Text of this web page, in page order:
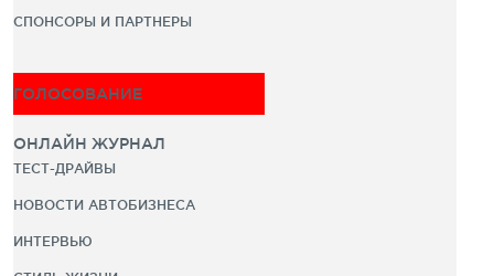
СПОНСОРЫ И ПАРТНЕРЫ
ГОЛОСОВАНИЕ
ОНЛАЙН ЖУРНАЛ
ТЕСТ-ДРАЙВЫ
НОВОСТИ АВТОБИЗНЕСА
ИНТЕРВЬЮ